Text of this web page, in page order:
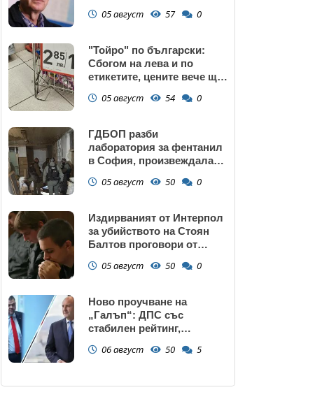
05 август 57 0
"Тойро" по български:
Сбогом на лева и по
етикетите, цените вече ще
05 август 54 0
ГДБОП разби
лаборатория за фентанил
в София, произвеждала
(снимки)
05 август 50 0
Издирваният от Интерпол
за убийството на Стоян
Балтов проговори от
05 август 50 0
Ново проучване на
„Галъп“: ДПС със
стабилен рейтинг,
запазва
06 август 50 5